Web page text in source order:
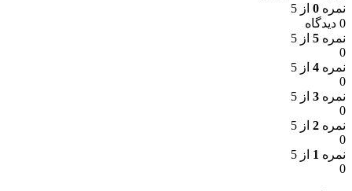
نمره 0 از 5
0 دیدگاه
نمره 5 از 5
0
نمره 4 از 5
0
نمره 3 از 5
0
نمره 2 از 5
0
نمره 1 از 5
0